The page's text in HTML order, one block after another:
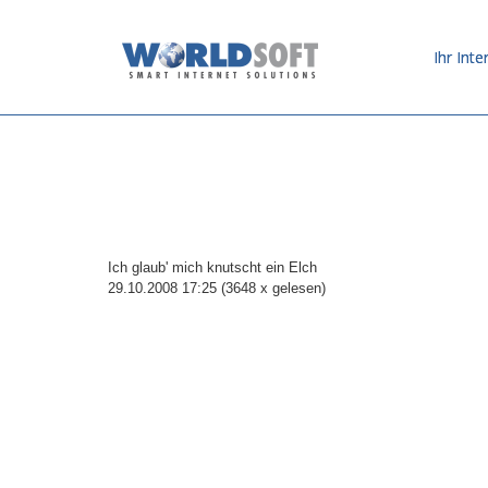
Ihr
Ich glaub' mich knutscht ein Elch
29.10.2008 17:25 (3648 x gelesen)